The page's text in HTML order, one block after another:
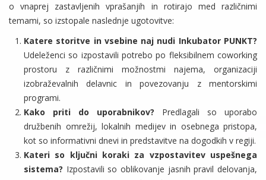
o vnaprej zastavljenih vprašanjih in rotirajo med različnimi
temami, so izstopale naslednje ugotovitve:
Katere storitve in vsebine naj nudi Inkubator PUNKT?
Udeleženci so izpostavili potrebo po fleksibilnem coworking
prostoru z različnimi možnostmi najema, organizaciji
izobraževalnih delavnic in povezovanju z mentorskimi
programi.
Kako priti do uporabnikov? Predlagali so uporabo
družbenih omrežij, lokalnih medijev in osebnega pristopa,
kot so informativni dnevi in predstavitve na dogodkih v regiji.
Kateri so ključni koraki za vzpostavitev uspešnega
sistema? Izpostavili so oblikovanje jasnih pravil delovanja,